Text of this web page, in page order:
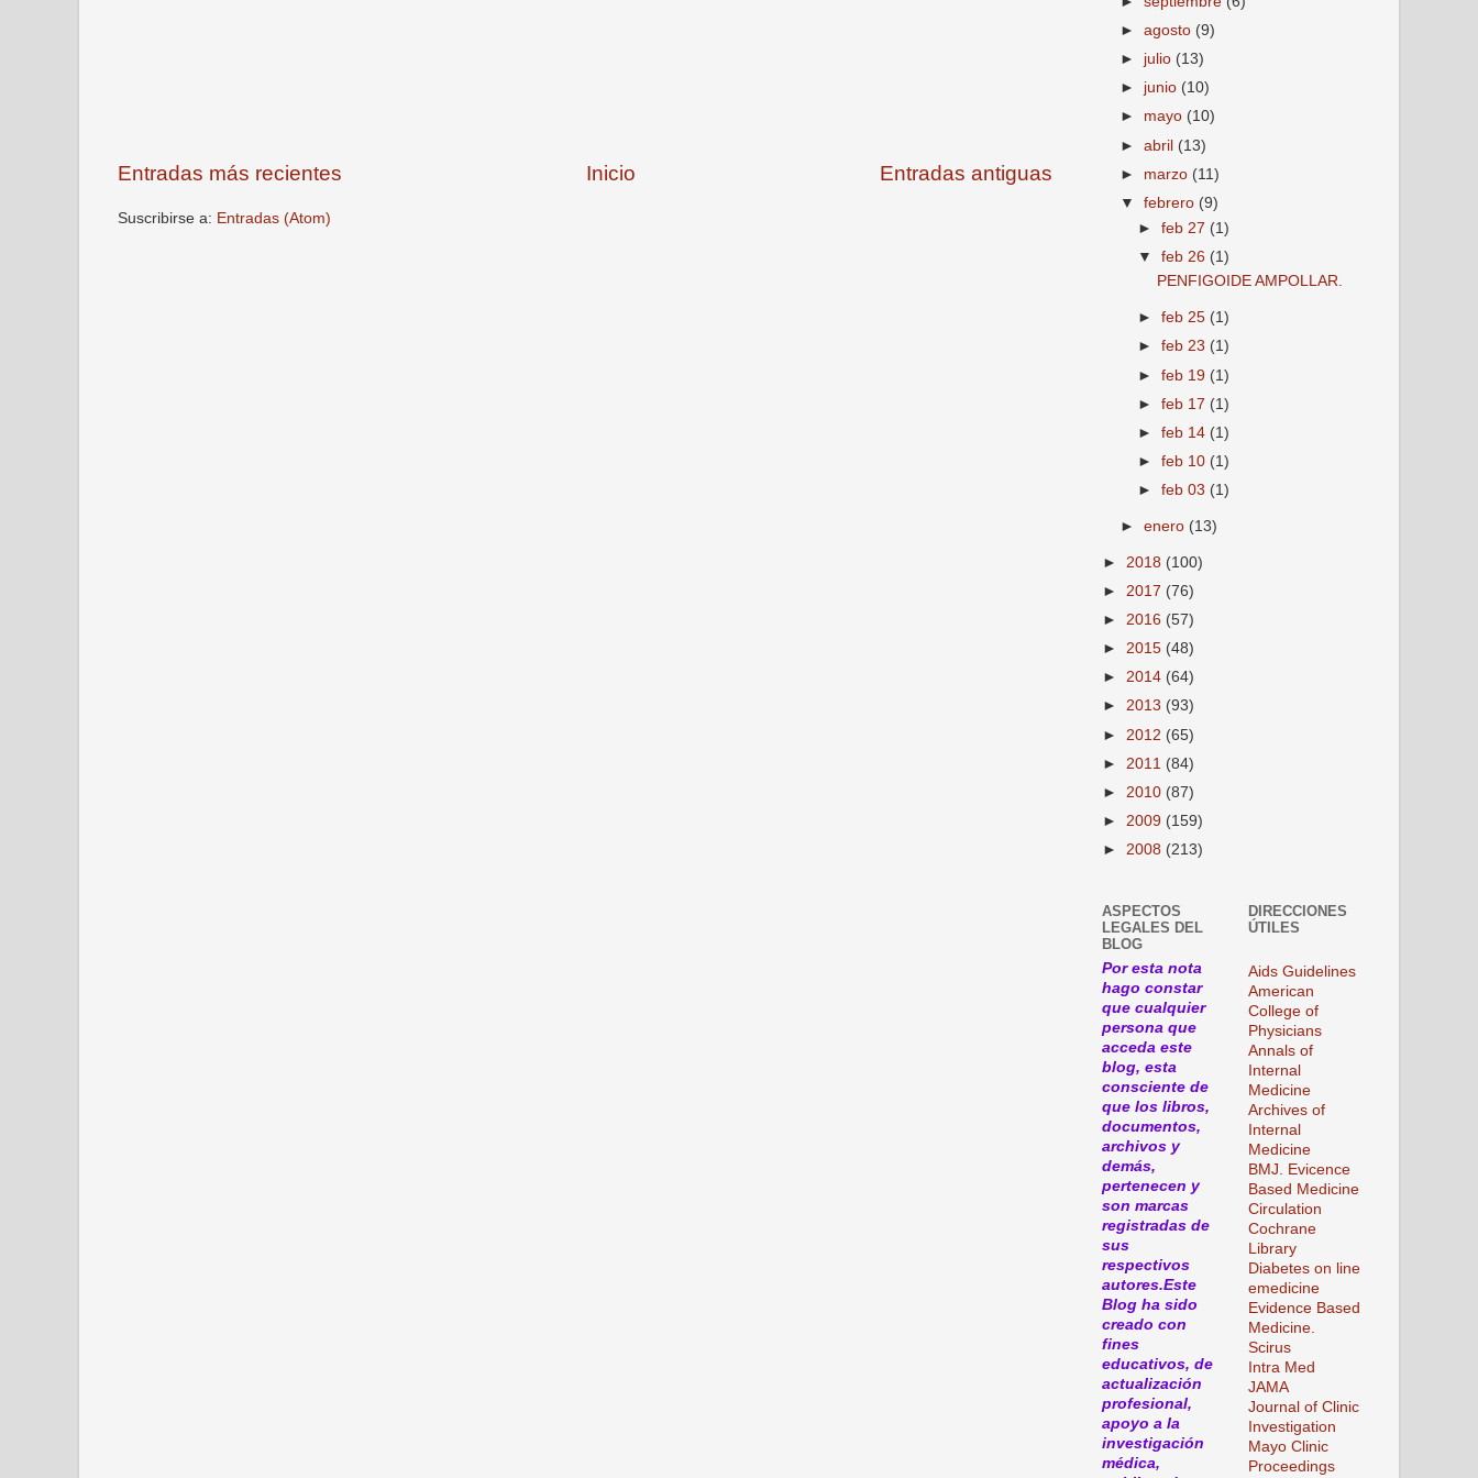
Entradas más recientes Entradas antiguas
Inicio
Suscribirse a: Entradas (Atom)
►agosto (9)
► julio (13)
► junio (10)
► mayo (10)
►abril (13)
► marzo (11)
▼febrero (9)
►feb 27 (1)
▼feb 26 (1)
PENFIGOIDE AMPOLLAR.
►feb 25 (1)
►feb 23 (1)
►feb 19 (1)
►feb 17 (1)
►feb 14 (1)
►feb 10 (1)
►feb 03 (1)
►enero (13)
► 2018 (100)
► 2017 (76)
► 2016 (57)
► 2015 (48)
► 2014 (64)
► 2013 (93)
► 2012 (65)
► 2011 (84)
► 2010 (87)
► 2009 (159)
► 2008 (213)
ASPECTOS
LEGALES DEL
BLOG
Por esta nota
hago constar
que cualquier
persona que
acceda este
blog, esta
consciente de
que los libros,
documentos,
archivos y
demás,
pertenecen y
son marcas
registradas de
sus
respectivos
autores.Este
Blog ha sido
creado con
fines
educativos, de
actualización
profesional,
apoyo a la
investigación
médica,
DIRECCIONES
ÚTILES
Aids Guidelines
American
College of
Physicians
Annals of
Internal
Medicine
Archives of
Internal
Medicine
BMJ. Evicence
Based Medicine
Circulation
Cochrane
Library
Diabetes on line
emedicine
Evidence Based
Medicine.
Scirus
Intra Med
JAMA
Journal of Clinic
Investigation
Mayo Clinic
Proceedings